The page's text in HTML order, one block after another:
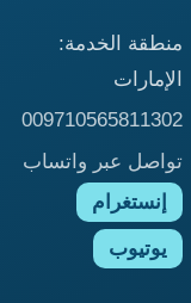
منطقة الخدمة:
الإمارات
009710565811302
تواصل عبر واتساب
إنستغرام
يوتيوب